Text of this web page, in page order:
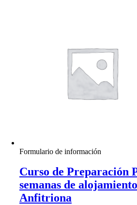
Formulario de información
Curso de Preparación
semanas de
Anfitriona